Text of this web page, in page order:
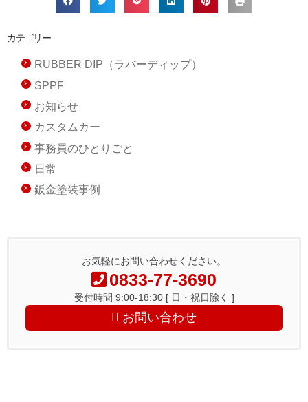
カテゴリー
RUBBER DIP（ラバーディップ）
SPPF
お知らせ
カスタムカー
事務員のひとりごと
日常
鈑金塗装事例
お気軽にお問い合わせください。
0833-77-3690
受付時間 9:00-18:30 [ 日・祝日除く ]
お問い合わせ